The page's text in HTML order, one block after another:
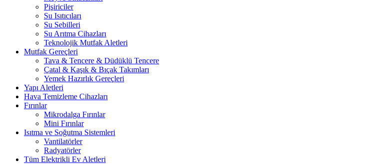
Pişiriciler
Su Isıtıcıları
Su Sebilleri
Su Arıtma Cihazları
Teknolojik Mutfak Aletleri
Mutfak Gereçleri
Tava & Tencere & Düdüklü Tencere
Çatal & Kaşık & Bıçak Takımları
Yemek Hazırlık Gereçleri
Yapı Aletleri
Hava Temizleme Cihazları
Fırınlar
Mikrodalga Fırınlar
Mini Fırınlar
Isıtma ve Soğutma Sistemleri
Vantilatörler
Radyatörler
Tüm Elektrikli Ev Aletleri